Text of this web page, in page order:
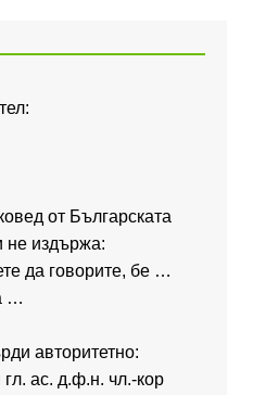
от Българската
не издържа:
да говорите, бе …
…
авторитетно:
ас. д.ф.н. чл.-кор